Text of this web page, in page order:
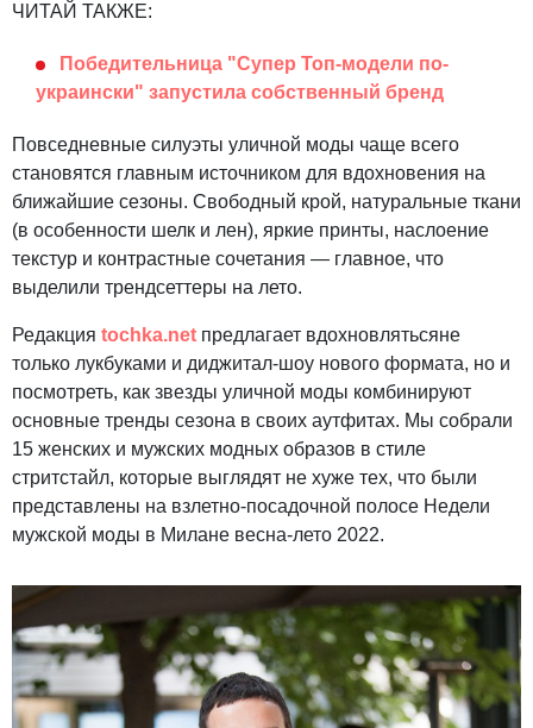
ЧИТАЙ ТАКЖЕ:
Победительница "Супер Топ-модели по-
украински" запустила собственный бренд
Повседневные силуэты уличной моды чаще всего
становятся главным источником для вдохновения на
ближайшие сезоны. Свободный крой, натуральные ткани
(в особенности шелк и лен), яркие принты, наслоение
текстур и контрастные сочетания — главное, что
выделили трендсеттеры на лето.
Редакция tochka.net предлагает вдохновлятьсяне
только лукбуками и диджитал-шоу нового формата, но и
посмотреть, как звезды уличной моды комбинируют
основные тренды сезона в своих аутфитах. Мы собрали
15 женских и мужских модных образов в стиле
стритстайл, которые выглядят не хуже тех, что были
представлены на взлетно-посадочной полосе Недели
мужской моды в Милане весна-лето 2022.